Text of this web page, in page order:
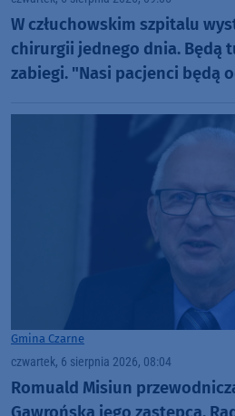
W człuchowskim szpitalu
chirurgii jednego dnia. Będą
zabiegi. "Nasi pacjenci będą
Gmina Czarne
czwartek, 6 sierpnia 2026, 08:04
Romuald Misiun